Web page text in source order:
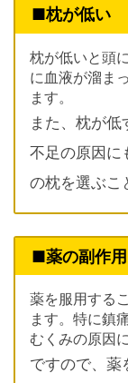
■枕が低い
枕が低いと頭
に血液が溜ま
ます。
また、枕が
不足の原因に
の枕を選ぶこ
■薬の副作用
薬を服用する
ます。特に鎮
むくみの原因
ですので、薬